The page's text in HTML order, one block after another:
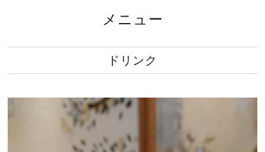
メニュー
ドリンク